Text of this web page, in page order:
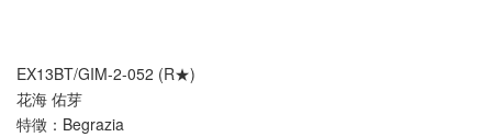
EX13BT/GIM-2-052 (R★)
花海 佑芽
特徵：Begrazia